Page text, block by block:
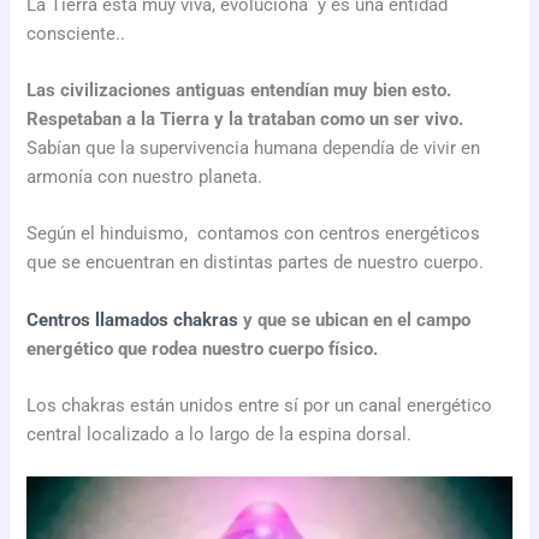
consciente..
Las civilizaciones antiguas entendían muy bien esto.
Respetaban a la Tierra y la trataban como un ser vivo.
Sabían que la supervivencia humana dependía de vivir en
armonía con nuestro planeta.
Según el hinduismo, contamos con centros energéticos
que se encuentran en distintas partes de nuestro cuerpo.
Centros llamados chakras y que se ubican en el campo
energético que rodea nuestro cuerpo físico.
Los chakras están unidos entre sí por un canal energético
central localizado a lo largo de la espina dorsal.